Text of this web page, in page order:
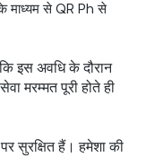
माध्यम से QR Ph से
इस अवधि के दौरान
मरम्मत पूरी होते ही
सुरक्षित हैं। हमेशा की